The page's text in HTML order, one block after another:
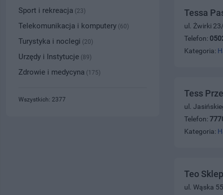
Tessa
ul. Żwirki
Telefon:
Kategoria:
Tess
ul.
Telefon:
Kategoria:
Teo
ul. Wąska
Sport i rekreacja (23)
Telekomunikacja i komputery (60)
Turystyka i noclegi (20)
Urzędy i Instytucje (89)
Zdrowie i medycyna (175)
Wszystkich: 2377